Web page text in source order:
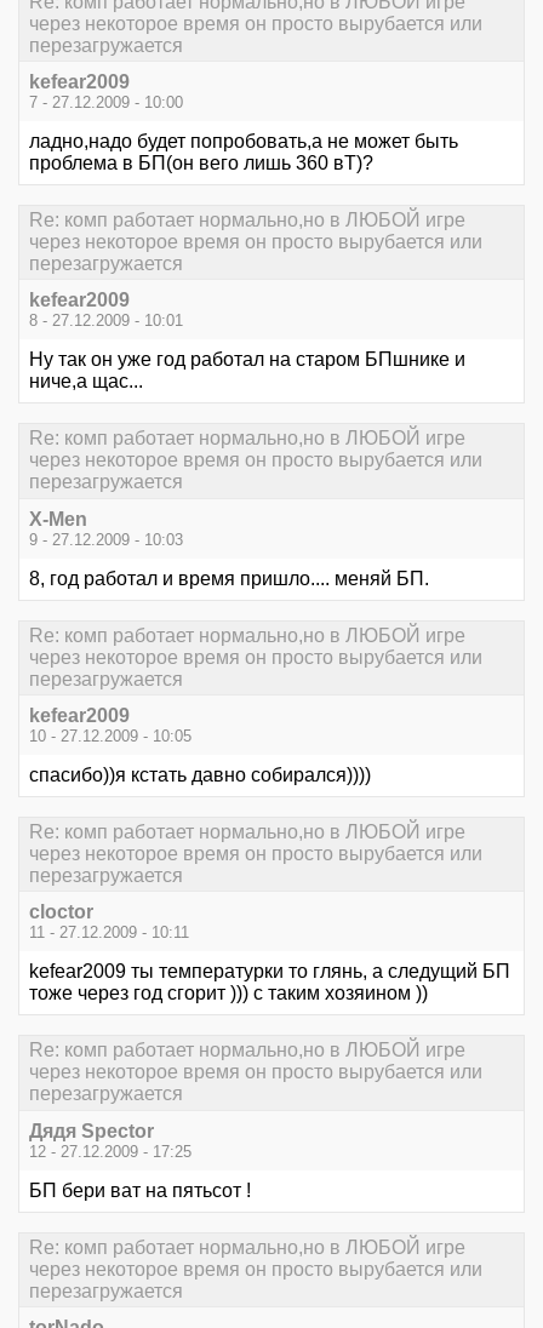
через некоторое время он просто вырубается или
перезагружается
kefear2009
7 - 27.12.2009 - 10:00
ладно,надо будет попробовать,а не может быть
проблема в БП(он вего лишь 360 вТ)?
Re: комп работает нормально,но в ЛЮБОЙ игре
через некоторое время он просто вырубается или
перезагружается
kefear2009
8 - 27.12.2009 - 10:01
Ну так он уже год работал на старом БПшнике и
ниче,а щас...
Re: комп работает нормально,но в ЛЮБОЙ игре
через некоторое время он просто вырубается или
перезагружается
X-Men
9 - 27.12.2009 - 10:03
8, год работал и время пришло.... меняй БП.
Re: комп работает нормально,но в ЛЮБОЙ игре
через некоторое время он просто вырубается или
перезагружается
kefear2009
10 - 27.12.2009 - 10:05
спасибо))я кстать давно собирался))))
Re: комп работает нормально,но в ЛЮБОЙ игре
через некоторое время он просто вырубается или
перезагружается
cloctor
11 - 27.12.2009 - 10:11
kefear2009 ты температурки то глянь, а следущий БП
тоже через год сгорит ))) с таким хозяином ))
Re: комп работает нормально,но в ЛЮБОЙ игре
через некоторое время он просто вырубается или
перезагружается
Дядя Speсtor
12 - 27.12.2009 - 17:25
БП бери ват на пятьсот !
Re: комп работает нормально,но в ЛЮБОЙ игре
через некоторое время он просто вырубается или
перезагружается